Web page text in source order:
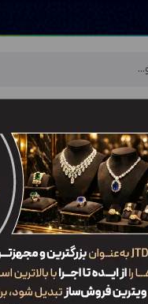
جعبه مدال MO1 GZZ2
ویژگی‌ها